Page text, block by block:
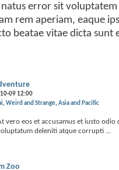
natus error sit
rem aperiam, eaque
beatae vitae dicta sunt
09 12:00
Weird and Strange Asia and Pacific
vero eos et accusamus et iusto
deleniti atque corrupti ...
Zoo